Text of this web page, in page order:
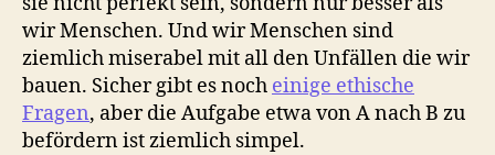
wir Menschen. Und wir Menschen sind
ziemlich miserabel mit all den Unfällen die wir
bauen. Sicher gibt es noch einige ethische
Fragen, aber die Aufgabe etwa von A nach B zu
befördern ist ziemlich simpel.